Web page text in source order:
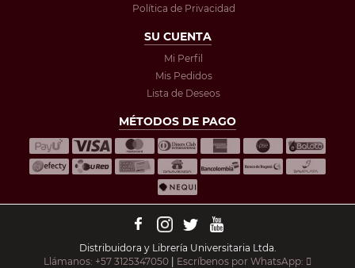
Política de Privacidad
SU CUENTA
Mi Perfil
Mis Pedidos
Lista de Deseos
MÉTODOS DE PAGO
Distribuidora y Librería Universitaria Ltda.
Llámanos: +57 3125347050 | Escríbenos por WhatsApp: